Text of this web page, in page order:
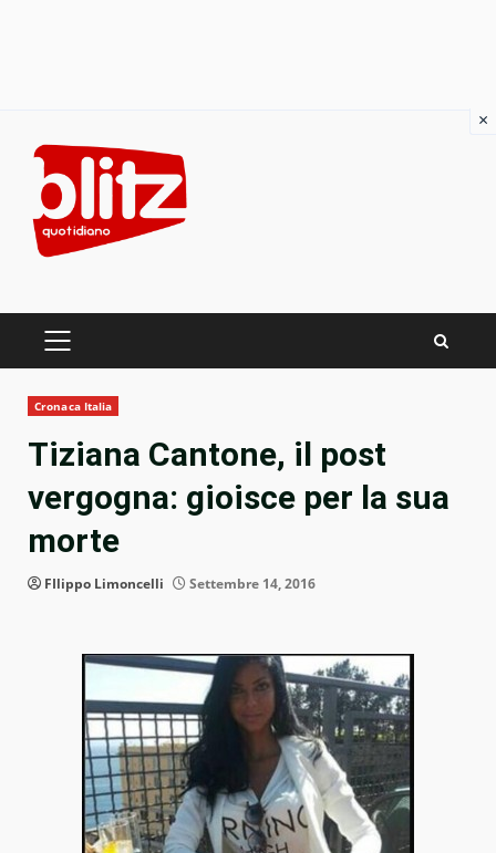
content
PRIMARY
Cronaca Italia
Tiziana Cantone, il post
vergogna: gioisce per la sua
morte
FIlippo Limoncelli Settembre 14, 2016
×